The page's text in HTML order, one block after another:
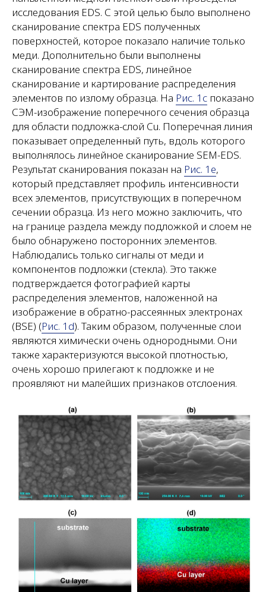
исследования EDS. С этой целью было выполнено
сканирование спектра EDS полученных
поверхностей, которое показало наличие только
меди. Дополнительно были выполнены
сканирование спектра EDS, линейное
сканирование и картирование распределения
элементов по излому образца. На Рис. 1c показано
СЭМ-изображение поперечного сечения образца
для области подложка-слой Cu. Поперечная линия
показывает определенный путь, вдоль которого
выполнялось линейное сканирование SEM-EDS.
Результат сканирования показан на Рис. 1e,
который представляет профиль интенсивности
всех элементов, присутствующих в поперечном
сечении образца. Из него можно заключить, что
на границе раздела между подложкой и слоем не
было обнаружено посторонних элементов.
Наблюдались только сигналы от меди и
компонентов подложки (стекла). Это также
подтверждается фотографией карты
распределения элементов, наложенной на
изображение в обратно-рассеянных электронах
(BSE) (Рис. 1d). Таким образом, полученные слои
являются химически очень однородными. Они
также характеризуются высокой плотностью,
очень хорошо прилегают к подложке и не
проявляют ни малейших признаков отслоения.